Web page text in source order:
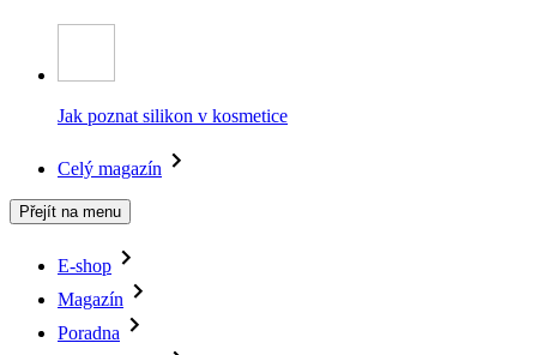
Jak poznat silikon v kosmetice
Celý magazín
Přejít na menu
E-shop
Magazín
Poradna